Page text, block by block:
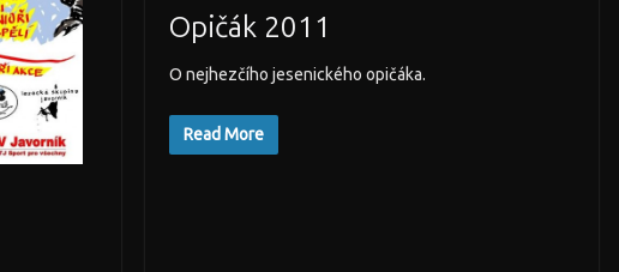
Opičák 2011
O nejhezčího jesenického opičáka.
Read More